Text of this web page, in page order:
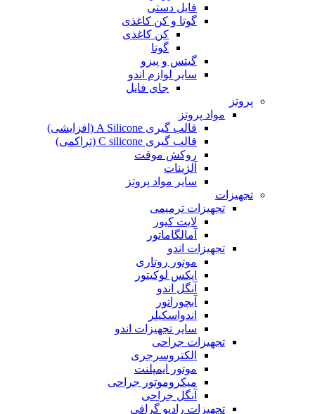
فایل دستی
گوتا و کن کاغذی
کن کاغذی
گوتا
گیتس و پیزو
سایر لوازم اندو
جای فایل
پروتز
مواد پروتز
قالب گیری A Silicone (افزایشی)
قالب گیری C silicone (تراکمی)
روکش موقت
آلژینات
سایر مواد پروتز
تجهیزات
تجهیزات ترمیمی
لایت کیور
آمالگاماتور
تجهیزات اندو
موتور روتاری
اپکس لوکیتور
آنگل اندو
آبچوراتور
اندواسکیلر
سایر تجهیزات اندو
تجهیزات جراحی
الکتروسرجری
موتور ایمپلنت
میکروموتور جراحی
آنگل جراحی
تجهیزات رادیو گرافی